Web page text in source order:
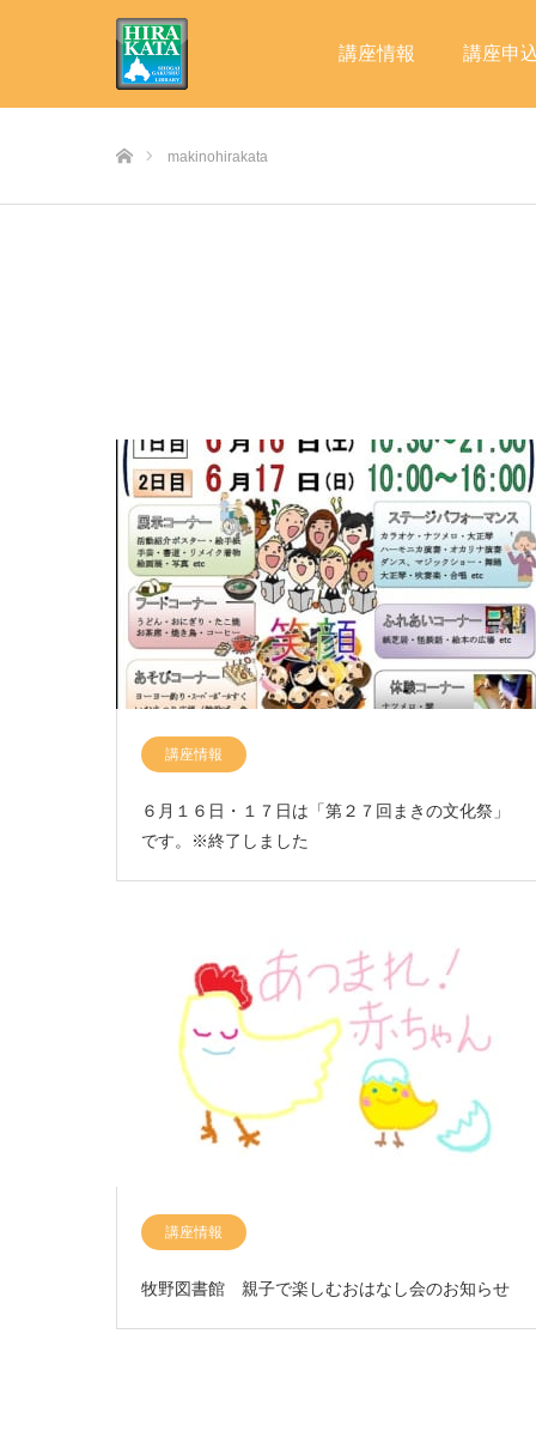
講座情報 講座申
makinohirakata
講座情報
６月１６日・１７日は「第２７回まきの文化祭」
です。※終了しました
講座情報
牧野図書館 親子で楽しむおはなし会のお知らせ